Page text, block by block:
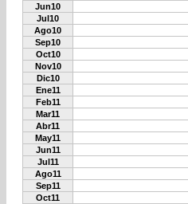
Jun10
Jul10
Ago10
Sep10
Oct10
Nov10
Dic10
Ene11
Feb11
Mar11
Abr11
May11
Jun11
Jul11
Ago11
Sep11
Oct11